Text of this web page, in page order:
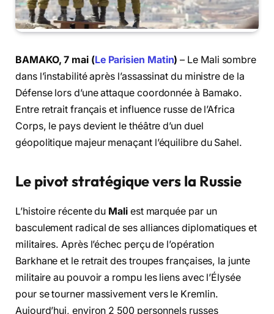
BAMAKO, 7 mai (Le Parisien Matin) – Le Mali sombre
dans l’instabilité après l’assassinat du ministre de la
Défense lors d’une attaque coordonnée à Bamako.
Entre retrait français et influence russe de l’Africa
Corps, le pays devient le théâtre d’un duel
géopolitique majeur menaçant l’équilibre du Sahel.
Le pivot stratégique vers la Russie
L’histoire récente du Maliest marquée par un
basculement radical de ses alliances diplomatiques et
militaires. Après l’échec perçu de l’opération
Barkhane et le retrait des troupes françaises, la junte
militaire au pouvoir a rompu les liens avec l’Élysée
pour se tourner massivement vers le Kremlin.
Aujourd’hui, environ 2 500 personnels russes